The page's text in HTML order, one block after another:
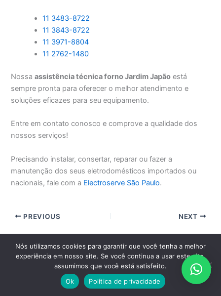
11 3483-8722
11 3843-8722
11 3971-8804
11 2762-1480
Nossaassistência técnica forno Jardim Japão está
sempre pronta para oferecer o melhor atendimento e
soluções eficazes para seu equipamento.
Entre em contato conosco e comprove a qualidade dos
nossos serviços!
Precisando instalar, consertar, reparar ou fazer a
manutenção dos seus eletrodomésticos importados ou
nacionais, fale com a Electroserve São Paulo.
PREVIOUS NEXT
EM SÃO PAULO, GRANDE SÃO PAULO E ABC PAULISTA CLIQUE
AQUI E AGENDE PELO WHATSAPP
Nós utilizamos cookies para garantir que você tenha a melhor
experiência em nosso site. Se você continua a usar este site,
assumimos que você está satisfeito.
Ok
Política de privacidade